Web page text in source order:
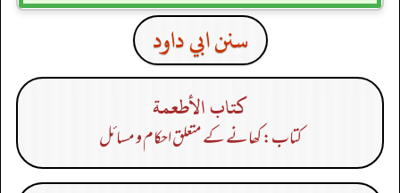
سنن ابي داود
كتاب الأطعمة
کتاب: کھانے کے متعلق احکام و مسائل